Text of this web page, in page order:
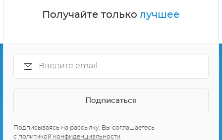
Получайте только лучшее
Подписываясь на рассылку, Вы соглашаетесь
с политикой конфиденциальности